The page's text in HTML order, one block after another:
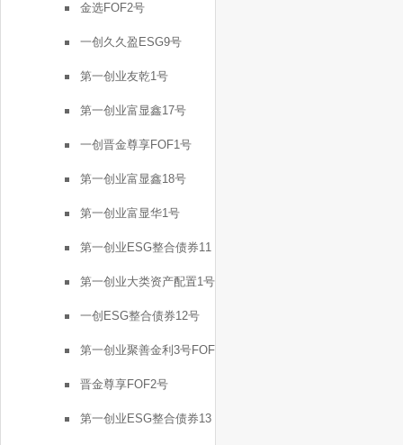
金选FOF2号
一创久久盈ESG9号
第一创业友乾1号
第一创业富显鑫17号
一创晋金尊享FOF1号
第一创业富显鑫18号
第一创业富显华1号
第一创业ESG整合债券11
号
第一创业大类资产配置1号
一创ESG整合债券12号
第一创业聚善金利3号FOF
晋金尊享FOF2号
第一创业ESG整合债券13